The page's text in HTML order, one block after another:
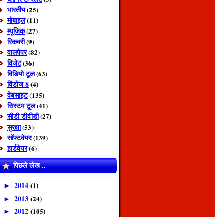
भारतीय(25)
मोबाइल(11)
म्यूजिक(27)
रिकवरी(9)
वालपेपर(82)
विजेट(36)
विडियो टूल(63)
विंडोज 8(4)
वेबसाइट(135)
सिस्टम टूल(41)
सीडी डीवीडी(27)
सुरक्षा(53)
सॉफ्टवेयर(139)
हार्डवेयर(6)
पिछले लेख ..
► 2014 (1)
► 2013 (24)
► 2012 (105)